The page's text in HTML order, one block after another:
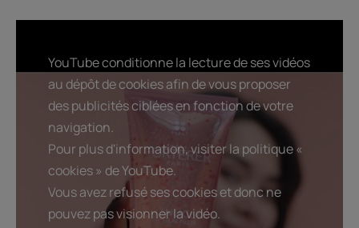
YouTube conditionne la lecture de ses vidéos
au dépôt de cookies afin de vous proposer
des publicités ciblées en fonction de votre
navigation.
Pour plus d'information, visiter la politique «
cookies » de YouTube.
Vous avez refusé ses cookies et donc ne
pouvez pas visionner la vidéo.